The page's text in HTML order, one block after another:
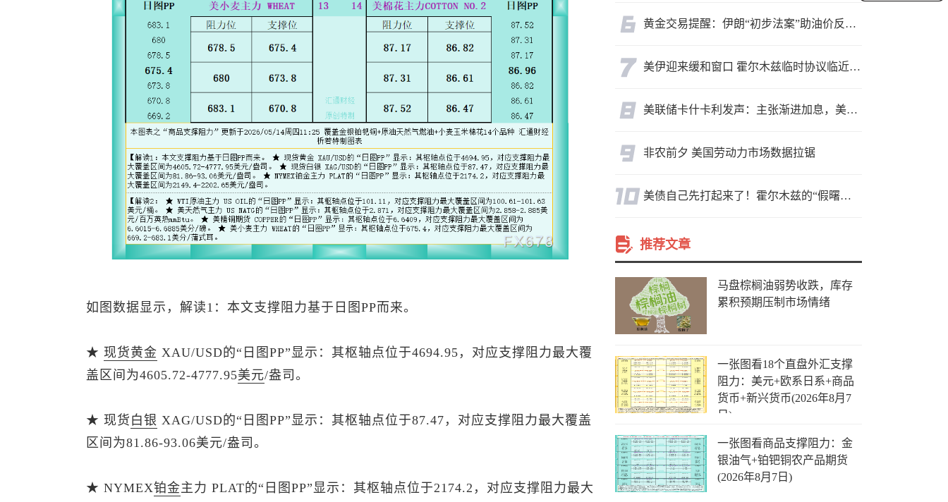
如图数据显示，解读1：本文支撑阻力基于日图PP而来。
★ 现货黄金 XAU/USD的“日图PP”显示：其枢轴点位于4694.95，对应支撑阻力最大覆
盖区间为4605.72-4777.95美元/盎司。
★ 现货 白银 XAG/USD的“日图PP”显示：其枢轴点位于87.47，对应支撑阻力最大覆盖
区间为81.86-93.06美元/盎司。
★ NYMEX铂金主力 PLAT的“日图PP”显示：其枢轴点位于2174.2，对应支撑阻力最大
黄金交易提醒：伊朗“初步法案”助油价反弹逾3%，金价小幅承压，非农重磅来袭！
美伊迎来缓和窗口 霍尔木兹临时协议临近落地
美联储卡什卡利发声：主张渐进加息，美联储内部政策分歧
非农前夕 美国劳动力市场数据拉锯
美债自己先打起来了！霍尔木兹的“假曙光”和三个陷阱
推荐文章
马盘棕榈油弱势收跌，库存
累积预期压制市场情绪
一张图看18个直盘外汇支撑
阻力：美元+欧系日系+商品
货币+新兴货币(2026年8月7
日)
一张图看商品支撑阻力：金
银油气+铂钯铜农产品期货
(2026年8月7日)